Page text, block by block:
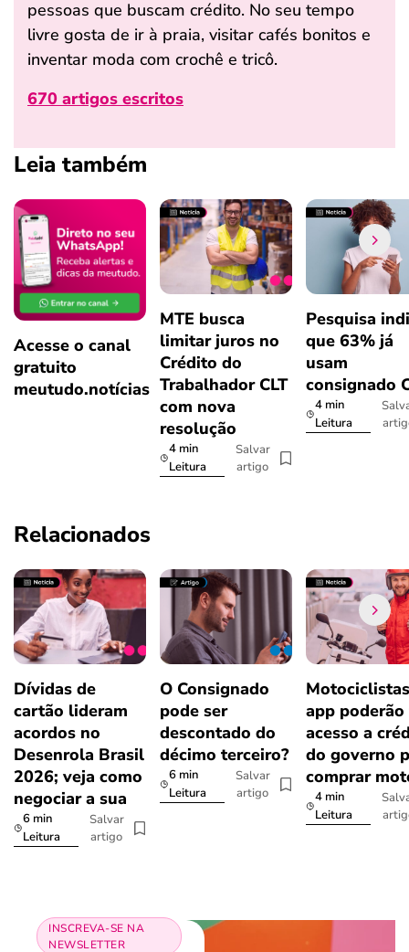
pessoas que buscam crédito. No seu tempo
livre gosta de ir à praia, visitar cafés bonitos e
inventar moda com crochê e tricô.
670 artigos escritos
Leia também
Acesse o canal
gratuito
meutudo.notícias
MTE busca
limitar juros no
Crédito do
Trabalhador CLT
com nova
resolução
4 min
Leitura
Salvar
artigo
Pesquisa
que 63% já
usam
consignado
4 min
Leitura
Relacionados
Dívidas de
cartão lideram
acordos no
Desenrola Brasil
2026; veja como
negociar a sua
6 min
Leitura
Salvar
artigo
O Consignado
pode ser
descontado do
décimo terceiro?
6 min
Leitura
Salvar
artigo
app
acesso a
do governo
comprar
4 min
Leitura
INSCREVA-SE NA
NEWSLETTER